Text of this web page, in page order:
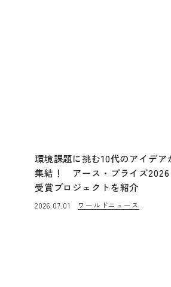
環境課題に挑む10代のアイデア
集結！ アース・プライズ2026
受賞プロジェクトを紹介
2026.07.01 ワールドニュース